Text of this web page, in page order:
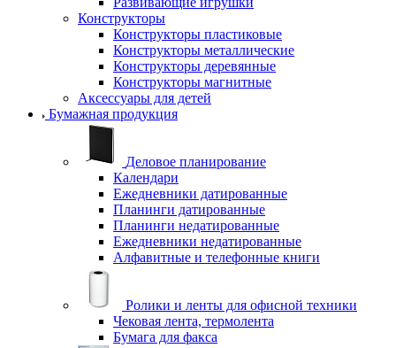
Конструкторы
Конструкторы пластиковые
Конструкторы металлические
Конструкторы деревянные
Конструкторы магнитные
Аксессуары для детей
Бумажная продукция
Деловое планирование
Календари
Ежедневники датированные
Планинги датированные
Планинги недатированные
Ежедневники недатированные
Алфавитные и телефонные книги
Ролики и ленты для офисной техники
Чековая лента, термолента
Бумага для факса